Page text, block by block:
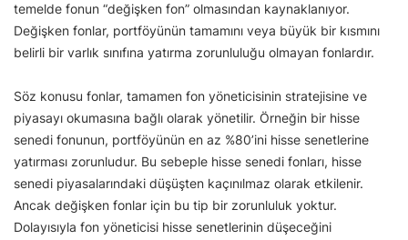
temelde fonun “değişken fon” olmasından kaynaklanıyor.
Değişken fonlar, portföyünün tamamını veya büyük bir kısmını
belirli bir varlık sınıfına yatırma zorunluluğu olmayan fonlardır.
Söz konusu fonlar, tamamen fon yöneticisinin stratejisine ve
piyasayı okumasına bağlı olarak yönetilir. Örneğin bir hisse
senedi fonunun, portföyünün en az %80’ini hisse senetlerine
yatırması zorunludur. Bu sebeple hisse senedi fonları, hisse
senedi piyasalarındaki düşüşten kaçınılmaz olarak etkilenir.
Ancak değişken fonlar için bu tip bir zorunluluk yoktur.
Dolayısıyla fon yöneticisi hisse senetlerinin düşeceğini